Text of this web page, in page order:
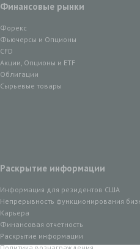
Финансовые рынки
Форекс
Фьючерсы и Опционы
CFD
Акции, Опционы и ETF
Облигации
Сырьевые товары
Раскрытие информации
Информация для резидентов США
Непрерывность функционирования
Карьера
Финансовая отчетность
Раскрытие информации